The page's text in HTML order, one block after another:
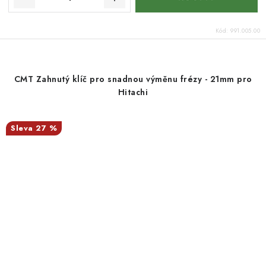
Kód: 991.005.00
CMT Zahnutý klíč pro snadnou výměnu frézy - 21mm pro
Hitachi
27 %